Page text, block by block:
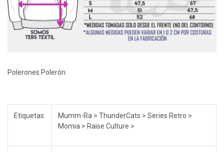
Polerones Polerón
Etiquetas:
Mumm-Ra > ThunderCats > Series Retro >
Momia > Raise Culture >